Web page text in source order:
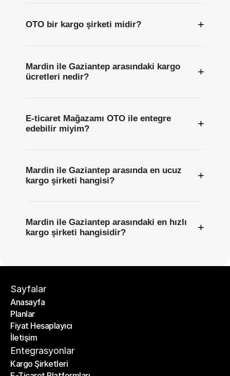
OTO bir kargo şirketi midir? +
Mardin ile Gaziantep arasındaki kargo
ücretleri nedir?
+
E-ticaret Mağazamı OTO ile entegre
edebilir miyim?
+
Mardin ile Gaziantep arasında en ucuz
kargo şirketi hangisi?
+
Mardin ile Gaziantep arasındaki en hızlı
kargo şirketi hangisidir?
+
Sayfalar
Anasayfa
Anasayfa
Planlar
Planlar
Fiyat Hesaplayıcı
Fiyat Hesaplayıcı
İletişim
İletişim
Entegrasyonlar
Kargo Şirketleri